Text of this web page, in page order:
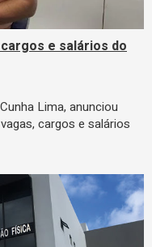
e salários do
Lima, anunciou
cargos e salários